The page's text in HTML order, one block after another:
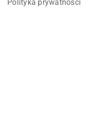
Polityka prywatności